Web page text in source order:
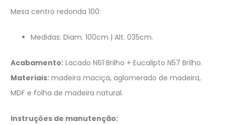
Mesa centro redonda 100:
Medidas: Diam. 100cm | Alt. 035cm.
Acabamento: Lacado N61 Brilho + Eucalipto N57 Brilho.
Materiais: madeira maciça, aglomerado de madeira,
MDF e folha de madeira natural.
Instruções de manutenção: